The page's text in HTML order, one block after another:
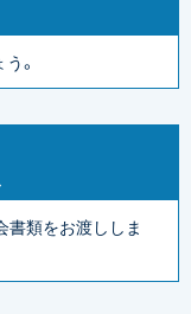
。
書類をお渡ししま